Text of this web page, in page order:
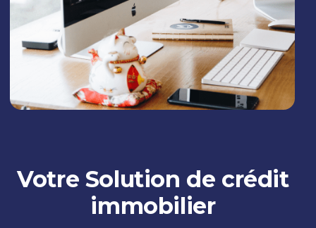
Votre Solution de crédit
immobilier